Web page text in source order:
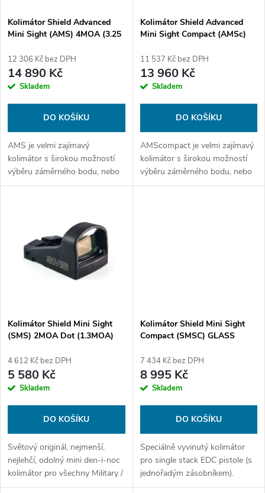
p
r
o
u
k
s
p
r
o
d
u
k
Kolimátor Shield Advanced
Mini Sight (AMS) 4MOA (3.25
12 306 Kč bez DPH
14 890 Kč
Skladem
DO KOŠÍKU
AMS je velmi zajímavý
kolimátor s širokou možností
výběru záměrného bodu, nebo
dokonce Multi-Reticle. Velmi
Kolimátor Shield Advanced
Mini Sight Compact (AMSc)
11 537 Kč bez DPH
13 960 Kč
Skladem
DO KOŠÍKU
AMScompact je velmi zajímavý
kolimátor s širokou možností
výběru záměrného bodu, nebo
dokonce Multi-Reticle. Velmi
Kolimátor Shield Mini Sight
(SMS) 2MOA Dot (1.3MOA)
4 612 Kč bez DPH
5 580 Kč
Skladem
DO KOŠÍKU
Světový originál, nejmenší,
nejlehčí, odolný mini den-i-noc
kolimátor pro všechny Military /
Law Enforcement / Sport
Kolimátor Shield Mini Sight
Compact (SMSC) GLASS
FDE
7 434 Kč bez DPH
8 995 Kč
Skladem
DO KOŠÍKU
Speciálně vyvinutý kolimátor
pro single stack EDC pistole (s
jednořadým zásobníkem).
Můžete si vybrat mezi